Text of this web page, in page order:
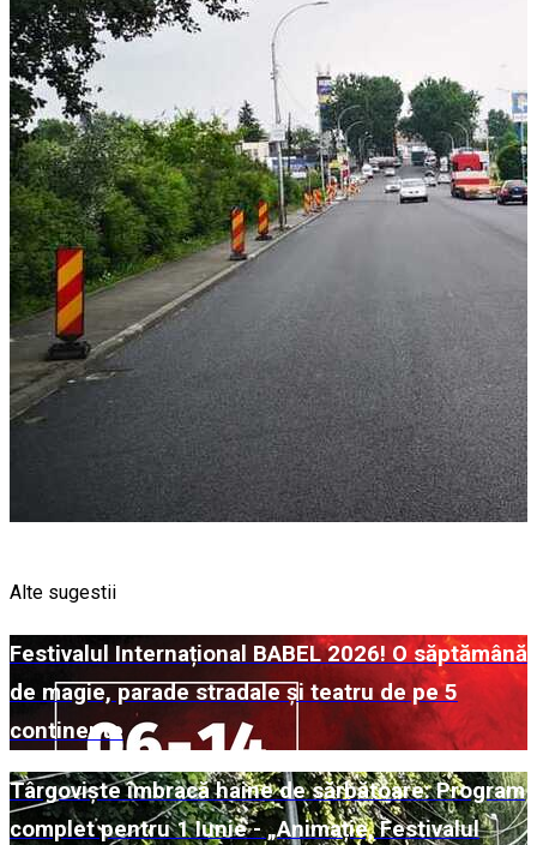
Alte sugestii
Festivalul Internațional BABEL 2026! O săptămână
de magie, parade stradale și teatru de pe 5
continente
Târgoviște îmbracă haine de sărbătoare: Program
complet pentru 1 Iunie - „Animație, Festivalul